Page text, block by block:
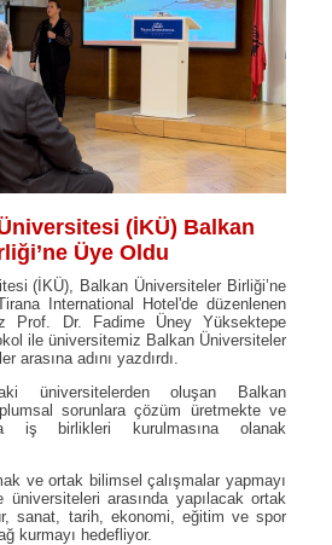
(İKÜ) Balkan
Üye Oldu
(İKÜ), Balkan Üniversiteler Birliği’ne
International Hotel'de düzenlenen
Prof. Dr. Fadime Üney Yüksektepe
ile üniversitemiz Balkan Üniversiteler
arasına adını yazdırdı.
üniversitelerden oluşan Balkan
sorunlara çözüm üretmekte ve
iş birlikleri kurulmasına olanak
ve ortak bilimsel çalışmalar yapmayı
arasında yapılacak ortak
sanat, tarih, ekonomi, eğitim ve spor
kurmayı hedefliyor.